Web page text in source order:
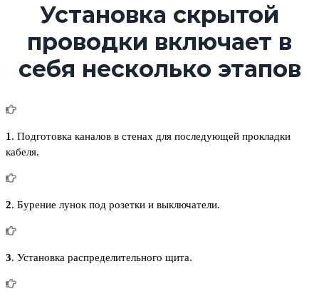
Установка скрытой
проводки включает в
себя несколько этапов
1 . Подготовка каналов в стенах для последующей прокладки
кабеля.
2. Бурение лунок под розетки и выключатели.
3. Установка распределительного щита.